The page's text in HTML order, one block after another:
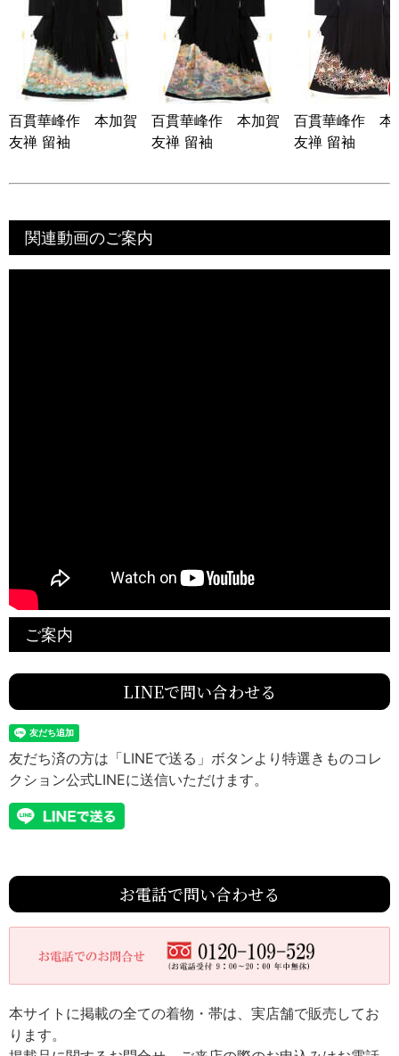
百貫華峰作 本加賀
友禅 留袖
百貫華峰作 本加賀
友禅 留袖
百貫華峰作 本
友禅 留袖
関連動画のご案内
ご案内
本サイトに掲載の全ての着物・帯は、実店舗で販売してお
ります。
LINEで問い合わせる
友だち済の方は「LINEで送る」ボタンより特選きものコレ
クション公式LINEに送信いただけます。
お電話で問い合わせる